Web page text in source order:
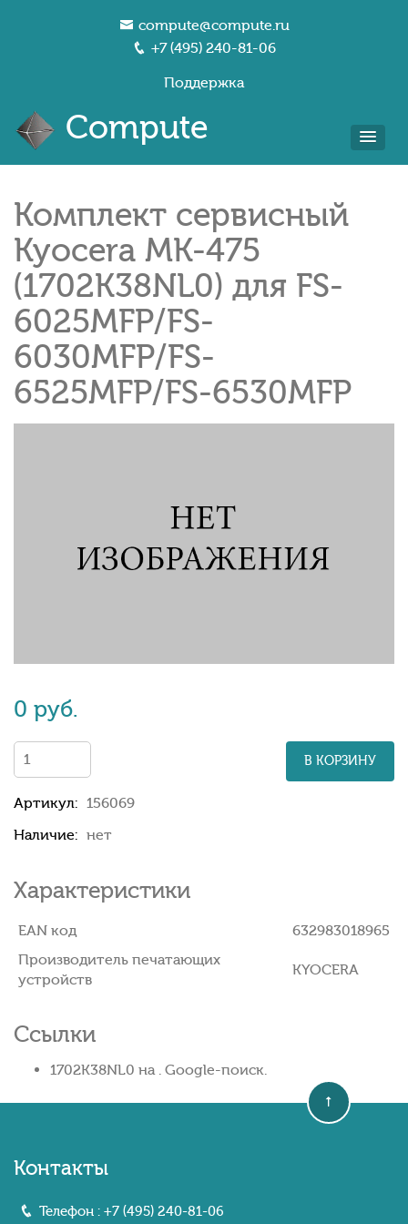
compute@compute.ru
+7 (495) 240-81-06
Поддержка
Compute
Комплект сервисный
Kyocera MK-475
(1702K38NL0) для FS-
6025MFP/FS-
6030MFP/FS-
6525MFP/FS-6530MFP
0 руб.
В КОРЗИНУ
Артикул: 156069
Наличие: нет
Характеристики
EAN код
632983018965
Производитель печатающих
устройств
KYOCERA
Ссылки
1702K38NL0 на . Google-поиск.
Контакты
Телефон : +7 (495) 240-81-06